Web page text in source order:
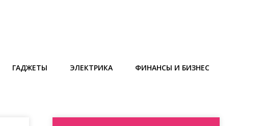
ГАДЖЕТЫ ЭЛЕКТРИКА ФИНАНСЫ И БИЗНЕС